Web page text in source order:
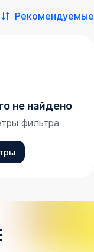
Рекомендуемые
не найдено
фильтра